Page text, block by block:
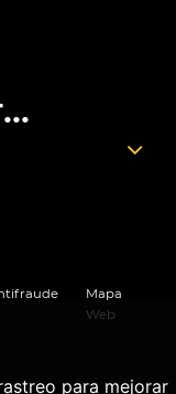
para mejorar
Mapa
Web